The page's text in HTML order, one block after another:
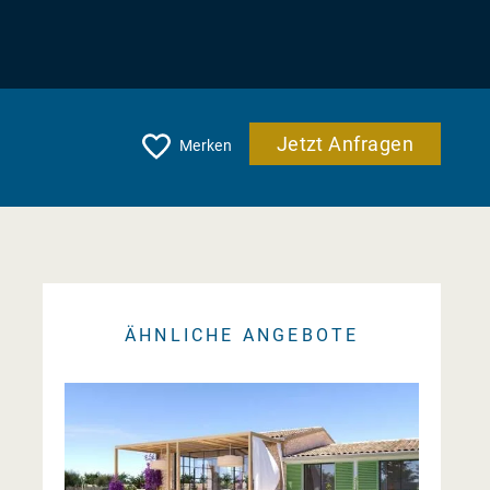
Merken Jetzt Anfragen
ÄHNLICHE ANGEBOTE